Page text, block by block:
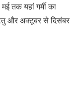
तक यहां गर्मी का
और अक्टूबर से दिसंबर